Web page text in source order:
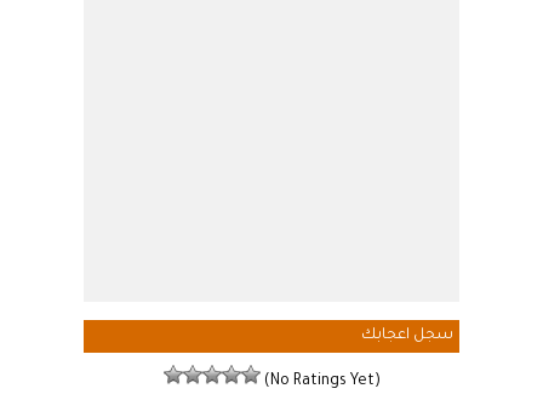
سجل اعجابك
(No Ratings Yet)